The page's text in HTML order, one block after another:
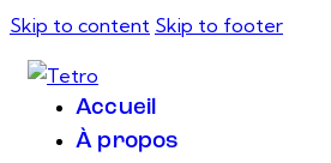
Skip to content Skip to footer
Accueil
À propos